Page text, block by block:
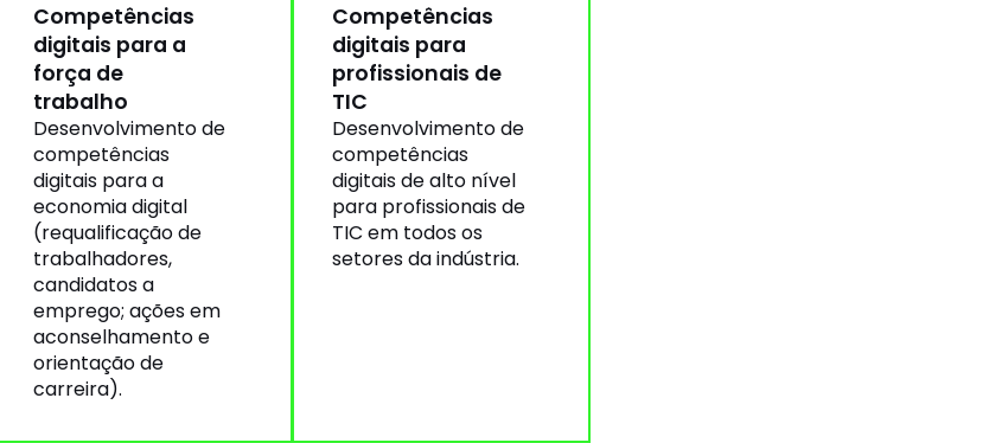
Competências
digitais para a
força de
trabalho
Desenvolvimento de
competências
digitais para a
economia digital
(requalificação de
trabalhadores,
candidatos a
emprego; ações em
aconselhamento e
orientação de
carreira).
Competências
digitais para
profissionais de
TIC
Desenvolvimento de
competências
digitais de alto nível
para profissionais de
TIC em todos os
setores da indústria.